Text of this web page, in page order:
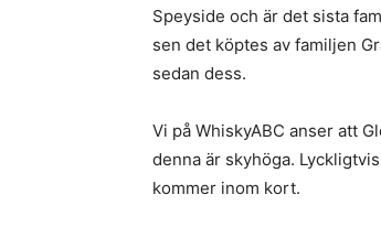
Speyside och är det sista
sen det köptes av familjen
sedan dess.
Vi på WhiskyABC anser att
denna är skyhöga.
kommer inom kort.